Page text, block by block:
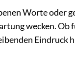
Worte oder
wecken.
Eindruck